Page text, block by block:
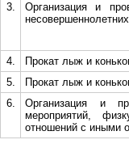
3.
Организация и
4.
Прокат лыж и
5.
Прокат лыж и
6.
Организация и
мероприятий,
отношений с иными